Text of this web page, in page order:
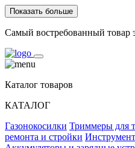
Показать больше
Самый востребованный товар
Каталог товаров
КАТАЛОГ
Газонокосилки Триммеры для
ремонта и стройки